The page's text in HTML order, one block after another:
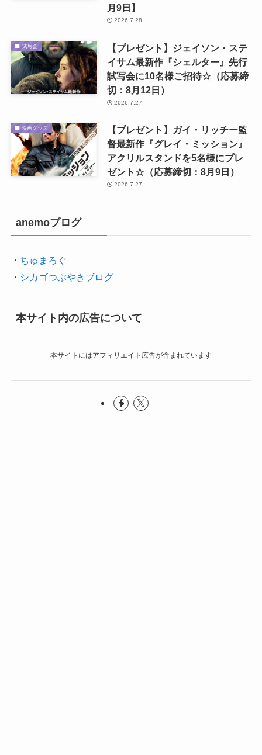
月9日】
2026.7.28
試写会
【プレゼント】ジェイソン・ステ
イサム最新作『シェルター』先行
試写会に10名様ご招待☆（応募締
切：8月12日）
2026.7.27
映画グッズ
【プレゼント】ガイ・リッチー監
督最新作『グレイ・ミッション』
アクリルスタンドを5名様にプレ
ゼント☆（応募締切：8月9日）
2026.7.27
anemoブログ
・ ちゅまろぐ
・ シカゴつぶやきブログ
本サイト内の広告について
本サイトにはアフィリエイト広告が含まれています